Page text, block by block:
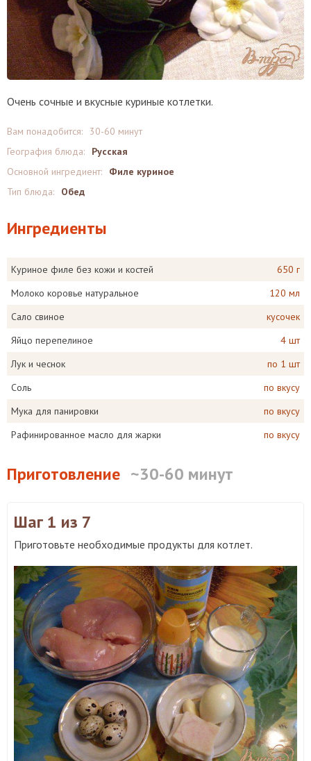
Очень сочные и вкусные куриные котлетки.
Вам понадобится:
30-60 минут
География блюда:
Русская
Основной ингредиент:
Филе куриное
Тип блюда:
Обед
Ингредиенты
Куриное филе без кожи и костей
650 г
Молоко коровье натуральное
120 мл
Сало свиное
кусочек
Яйцо перепелиное
4 шт
Лук и чеснок
по 1 шт
Соль
по вкусу
Мука для панировки
по вкусу
Рафинированное масло для жарки
по вкусу
Приготовление ~30-60 минут
Шаг 1 из 7
Приготовьте необходимые продукты для котлет.